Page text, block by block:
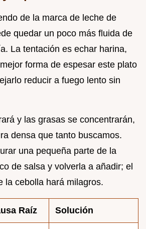
de la marca de leche de
quedar un poco más fluida de
La tentación es echar harina,
forma de espesar este plato
reducir a fuego lento sin
y las grasas se concentrarán,
densa que tanto buscamos.
una pequeña parte de la
de salsa y volverla a añadir; el
la cebolla hará milagros.
Raíz Solución